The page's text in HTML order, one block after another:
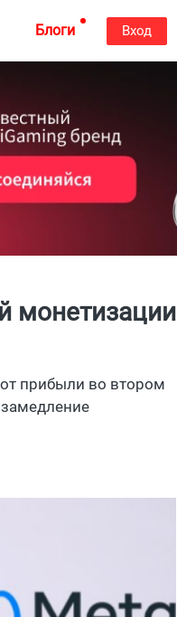
Блоги Вход
монетизации
прибыли во втором
замедление